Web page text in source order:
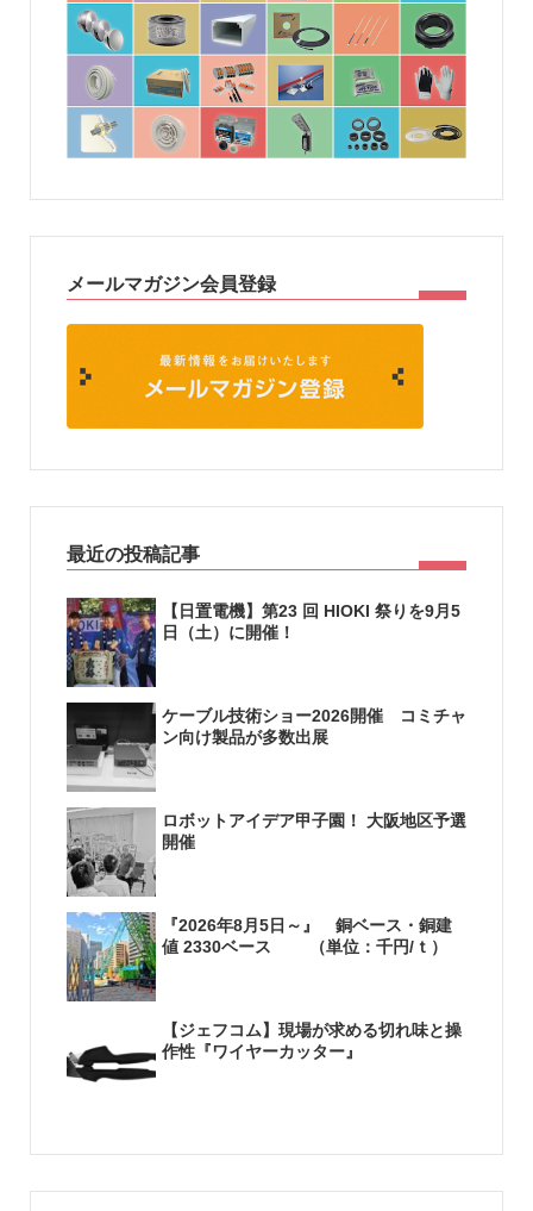
メールマガジン会員登録
最近の投稿記事
【日置電機】第23 回 HIOKI 祭りを9月5
日（土）に開催！
ケーブル技術ショー2026開催 コミチャ
ン向け製品が多数出展
ロボットアイデア甲子園！ 大阪地区予選
開催
『2026年8月5日～』 銅ベース・銅建
値 2330ベース （単位：千円/ｔ）
【ジェフコム】現場が求める切れ味と操
作性『ワイヤーカッター』